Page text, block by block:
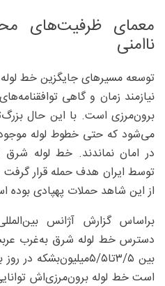
معمای ظرفیت‌های
ناامنی
توسعه مسیرهای جایگزین خط لوله
نیازمند زمان و گاهی
برون‌مرزی است. با این حال
می‌شود که حتی خطوط لوله
در امان نماندند. خط لوله شرق
توسط ایران هدف حمله قرار گرفت
از این شاهد حملات پهپادی بوده
براساس گزارش آژانس
دسترس خط لوله شرق به‌غرب
بین ۵/‏‏۳تا۵/‏‏